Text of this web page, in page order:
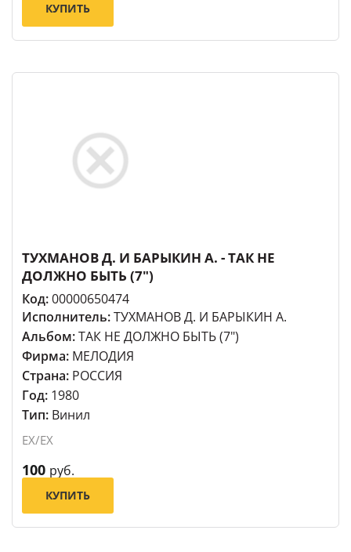
КУПИТЬ
ТУХМАНОВ Д. И БАРЫКИН А. - ТАК НЕ
ДОЛЖНО БЫТЬ (7")
Код:00000650474
Исполнитель:ТУХМАНОВ Д. И БАРЫКИН А.
Альбом:ТАК НЕ ДОЛЖНО БЫТЬ (7")
Фирма: МЕЛОДИЯ
Страна: РОССИЯ
Год: 1980
Тип: Винил
EX/EX
100 руб.
КУПИТЬ